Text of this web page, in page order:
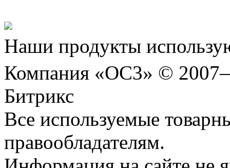
Наши продукты
Компания «ОС3» ©
Битрикс
Все используемые
правообладателям.